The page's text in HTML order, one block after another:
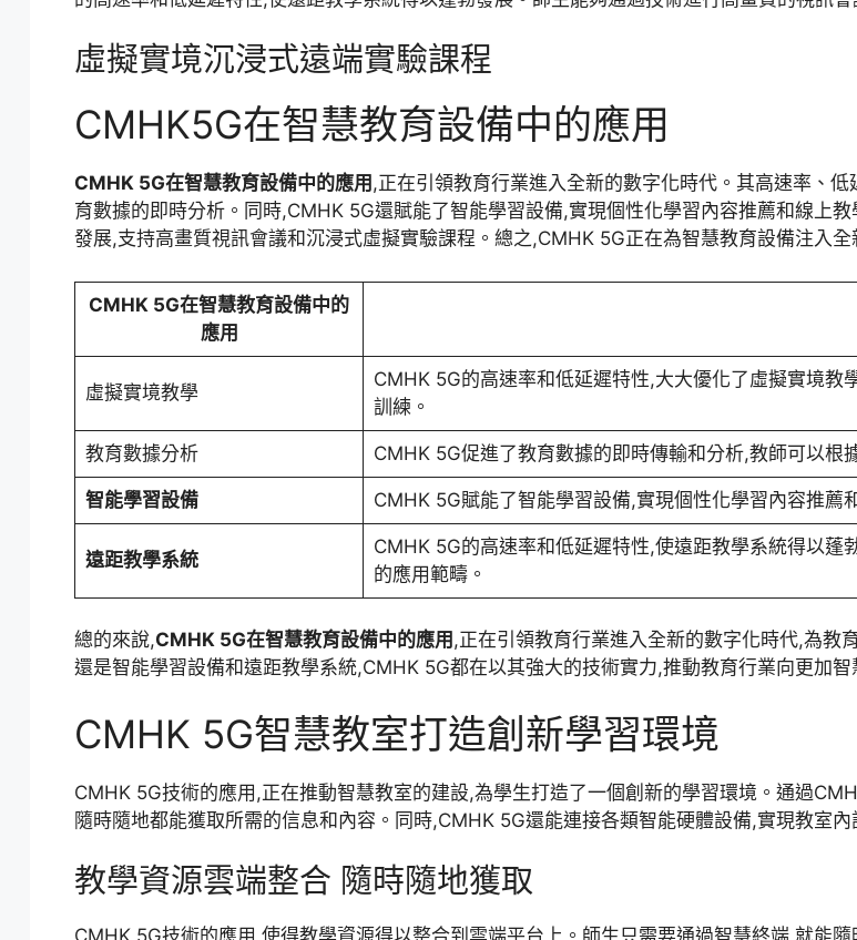
虛擬實境沉浸式遠端實驗課程
CMHK5G在智慧教育設備中的應用
CMHK 5G在智慧教育設備中的應用 ,正在引領教育行業進入全新的數字化時代。其高速率、
育數據的即時分析。同時,CMHK 5G還賦能了智能學習設備,實現個性化學習內容推薦和線上
發展,支持高畫質視訊會議和沉浸式虛擬實驗課程。總之,CMHK 5G正在為智慧教育設備注入
CMHK 5G在智慧教育設備中的
應用
虛擬實境教學
CMHK 5G的高速率和低延遲特性,大大優化了虛擬實境
訓練。
教育數據分析 CMHK 5G促進了教育數據的即時傳輸和分析,教師可以根
智能學習設備 CMHK 5G賦能了智能學習設備,實現個性化學習內容推薦
遠距教學系統
CMHK 5G的高速率和低延遲特性,使遠距教學系統得以
的應用範疇。
總的來說,CMHK 5G在智慧教育設備中的應用 ,正在引領教育行業進入全新的數字化時代,為教
還是智能學習設備和遠距教學系統,CMHK 5G都在以其強大的技術實力,推動教育行業向更加智
CMHK 5G智慧教室打造創新學習環境
CMHK 5G技術的應用,正在推動智慧教室的建設,為學生打造了一個創新的學習環境。通過
隨時隨地都能獲取所需的信息和內容。同時,CMHK 5G還能連接各類智能硬體設備,實現教室
教學資源雲端整合 隨時隨地獲取